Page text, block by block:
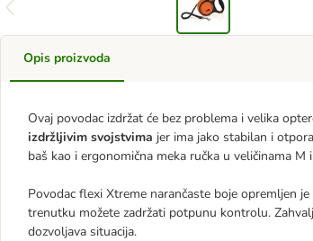
Opis proizvoda
Ovaj povodac izdržat će bez problema i velika
izdržljivim svojstvima jer ima jako stabilan i
baš kao i ergonomična meka ručka u veličinama
Povodac flexi Xtreme narančaste boje opremljen je
trenutku možete zadržati potpunu kontrolu.
dozvoljava situacija.